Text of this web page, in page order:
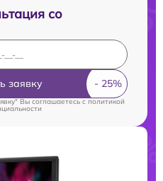
со
заявку
Вы соглашаетесь cполитикой